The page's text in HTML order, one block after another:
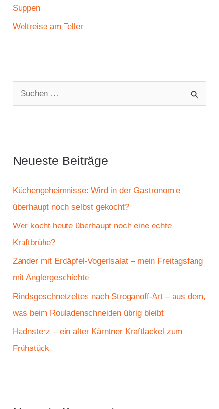
Suppen
Weltreise am Teller
u
e
n
a
c
h
Neueste Beiträge
Küchengeheimnisse: Wird in der Gastronomie
überhaupt noch selbst gekocht?
Wer kocht heute überhaupt noch eine echte
Kraftbrühe?
Zander mit Erdäpfel-Vogerlsalat – mein Freitagsfang
mit Anglergeschichte
Rindsgeschnetzeltes nach Stroganoff-Art – aus dem,
was beim Rouladenschneiden übrig bleibt
Hadnsterz – ein alter Kärntner Kraftlackel zum
Frühstück